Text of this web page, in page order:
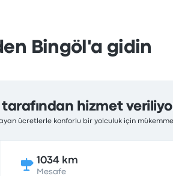
Bingöl'a gidin
tarafından hizmet
ücretlerle konforlu bir yolculuk için
1034 km
Mesafe